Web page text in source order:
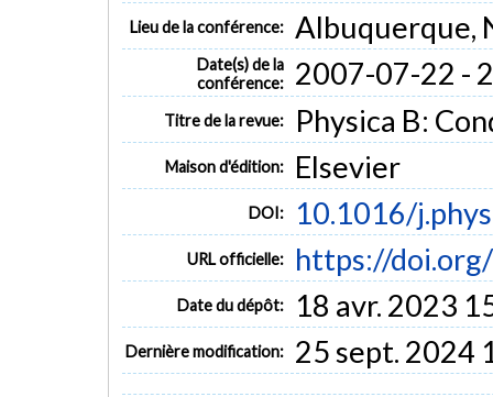
Lieu de la conférence: Albuquerque,
Date(s) de la
conférence:
2007-07-22 -
Titre de la revue: Physica B:
Maison d'édition: Elsevier
DOI: 10.1016/
URL officielle: https://
Date du dépôt: 18 avr. 2023
Dernière modification: 25 sept. 2024